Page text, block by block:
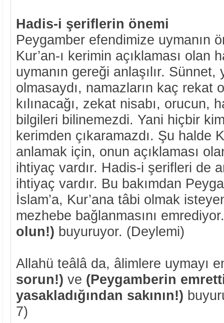
Hadis-i şeriflerin önemi
Peygamber efendimize uymanın
Kur’an-ı kerimin açıklaması olan
uymanın gereği anlaşılır.
olmasaydı, namazların kaç rekat
kılınacağı, zekat nisabı, orucun,
bilgileri bilinemezdi. Yani hiçbir
kerimden çıkaramazdı. Şu halde
anlamak için, onun açıklaması
ihtiyaç vardır. Hadis-i şerifleri de
ihtiyaç vardır. Bu bakımdan
İslam’a, Kur’ana tâbi olmak
mezhebe bağlanmasını
olun!) buyuruyor. (Deylemi)
Allahü teâlâ da, âlimlere uymayı
sorun!) ve (Peygamberin
yasakladığından sakının!)
7)